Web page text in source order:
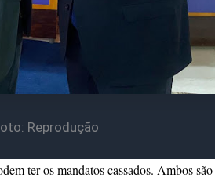
Reprodução
ter os mandatos cassados. Ambos são